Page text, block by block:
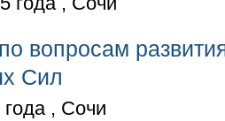
вопросам
Сил
, Сочи